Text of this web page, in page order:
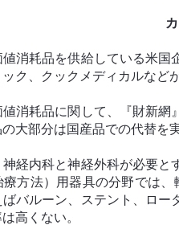
消耗品を供給している米国
ク、クックメディカルなど
消耗品に関して、『財新網
大部分は国産品での代替を
経内科と神経外科が必要
療方法）用器具の分野では
バルーン、ステント、ロ
高くない。